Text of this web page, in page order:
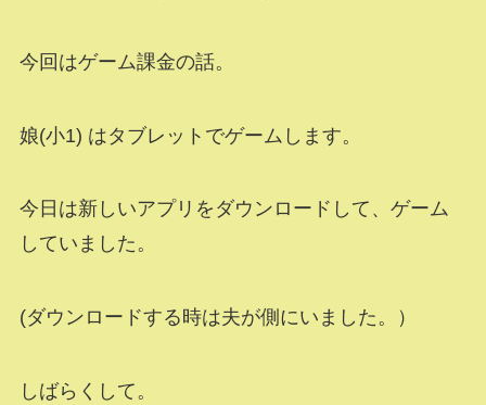
今回はゲーム課金の話。
娘(小1) はタブレットでゲームします。
今日は新しいアプリをダウンロードして、ゲーム
していました。
(ダウンロードする時は夫が側にいました。）
しばらくして。